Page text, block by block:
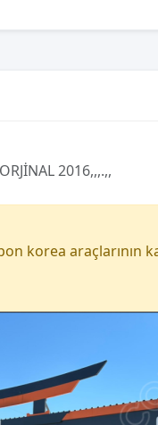
2016,,,.,,
korea araçlarının